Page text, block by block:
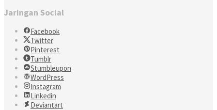
Jaringan Social
Facebook
Twitter
Pinterest
Tumblr
Stumbleupon
WordPress
Instagram
Linkedin
Deviantart